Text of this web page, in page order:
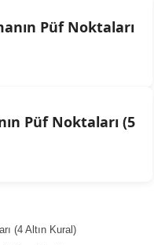
Püf Noktaları
Püf Noktaları (5
(4 Altın Kural)